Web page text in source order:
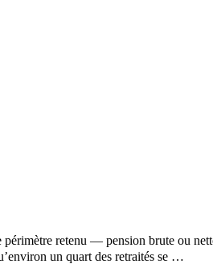
retenu — pension brute ou
un quart des retraités se …